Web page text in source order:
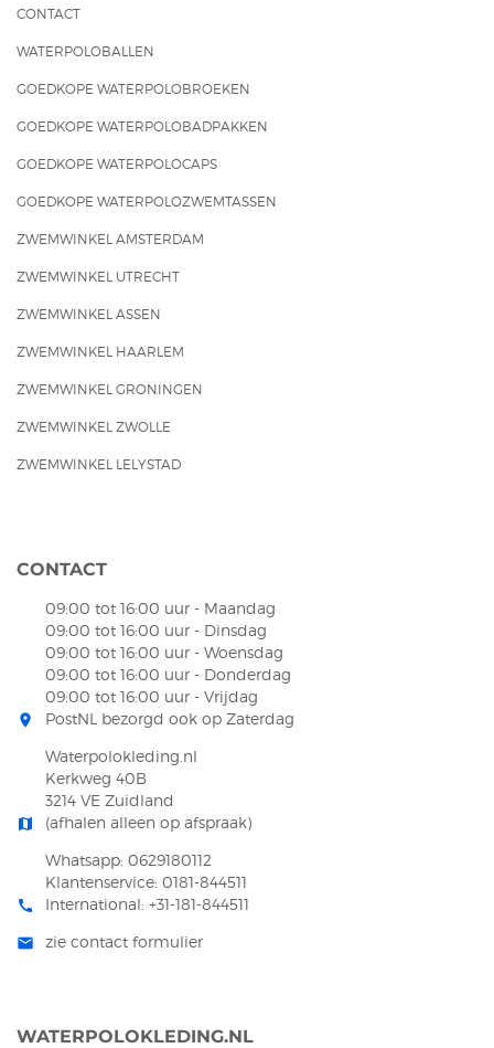
CONTACT
WATERPOLOBALLEN
GOEDKOPE WATERPOLOBROEKEN
GOEDKOPE WATERPOLOBADPAKKEN
GOEDKOPE WATERPOLOCAPS
GOEDKOPE WATERPOLOZWEMTASSEN
ZWEMWINKEL AMSTERDAM
ZWEMWINKEL UTRECHT
ZWEMWINKEL ASSEN
ZWEMWINKEL HAARLEM
ZWEMWINKEL GRONINGEN
ZWEMWINKEL ZWOLLE
ZWEMWINKEL LELYSTAD
CONTACT
room
09:00 tot 16:00 uur - Maandag
09:00 tot 16:00 uur - Dinsdag
09:00 tot 16:00 uur - Woensdag
09:00 tot 16:00 uur - Donderdag
09:00 tot 16:00 uur - Vrijdag
PostNL bezorgd ook op Zaterdag
map
Waterpolokleding.nl
Kerkweg 40B
3214 VE Zuidland
(afhalen alleen op afspraak)
call
Whatsapp: 0629180112
Klantenservice: 0181-844511
International: +31-181-844511
mail zie contact formulier
WATERPOLOKLEDING.NL